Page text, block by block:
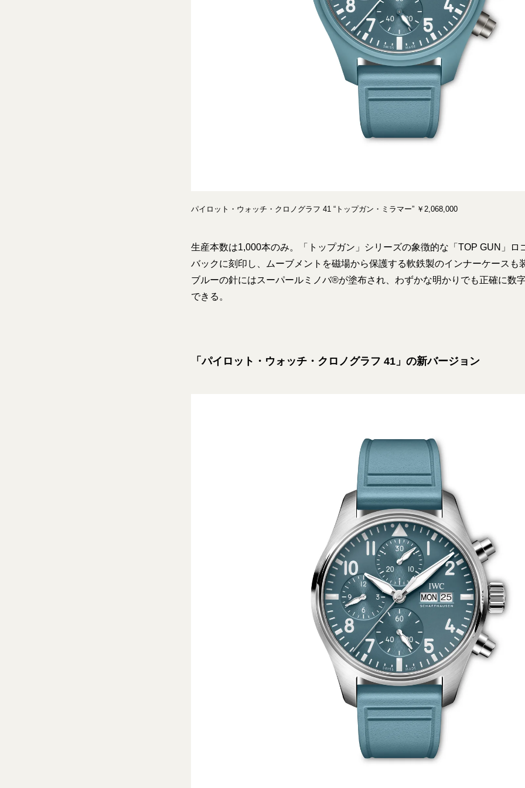
パイロット・ウォッチ・クロノグラフ 41 “トップガン・ミラマー” ￥2,068,000
生産本数は1,000本のみ。「トップガン」シリーズの象徴的な「TOP GUN」ロ
バックに刻印し、ムーブメントを磁場から保護する軟鉄製のインナーケースも
ブルーの針にはスーパールミノバ®が塗布され、わずかな明かりでも正確に数
できる。
「パイロット・ウォッチ・クロノグラフ 41」の新バージョン